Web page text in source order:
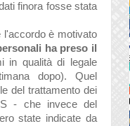
finora fosse stata
l'accordo è motivato
ha preso il
in qualità di legale
dopo). Quel
del trattamento dei
- che invece del
state indicate da